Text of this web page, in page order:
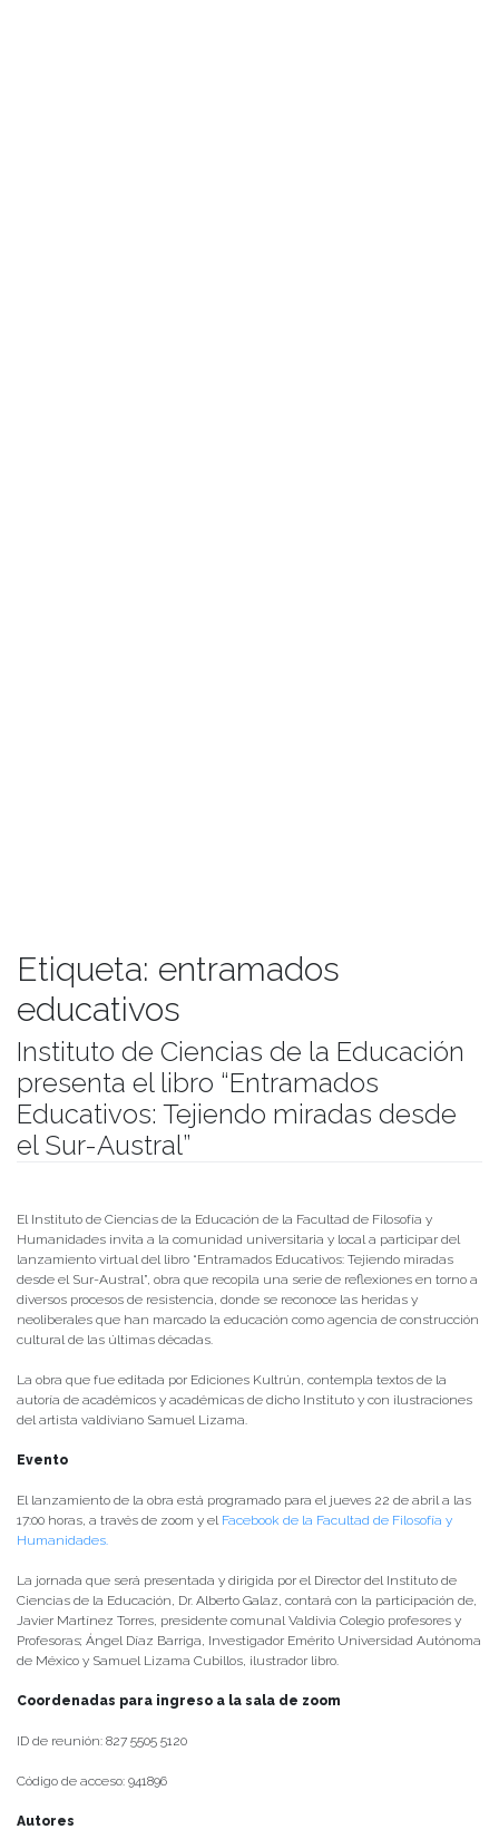
Etiqueta: entramados
educativos
Instituto de Ciencias de la Educación
presenta el libro “Entramados
Educativos: Tejiendo miradas desde
el Sur-Austral”
El Instituto de Ciencias de la Educación de la Facultad de Filosofía y
Humanidades invita a la comunidad universitaria y local a participar del
lanzamiento virtual del libro “Entramados Educativos: Tejiendo miradas
desde el Sur-Austral”, obra que recopila una serie de reflexiones en torno a
diversos procesos de resistencia, donde se reconoce las heridas y
neoliberales que han marcado la educación como agencia de construcción
cultural de las últimas décadas.
La obra que fue editada por Ediciones Kultrún, contempla textos de la
autoría de académicos y académicas de dicho Instituto y con ilustraciones
del artista valdiviano Samuel Lizama.
Evento
El lanzamiento de la obra está programado para el jueves 22 de abril a las
17:00 horas, a través de zoom y el Facebook de la Facultad de Filosofía y
Humanidades.
La jornada que será presentada y dirigida por el Director del Instituto de
Ciencias de la Educación, Dr. Alberto Galaz, contará con la participación de,
Javier Martínez Torres, presidente comunal Valdivia Colegio profesores y
Profesoras; Ángel Díaz Barriga, Investigador Emérito Universidad Autónoma
de México y Samuel Lizama Cubillos, ilustrador libro.
Coordenadas para ingreso a la sala de zoom
ID de reunión: 827 5505 5120
Código de acceso: 941896
Autores